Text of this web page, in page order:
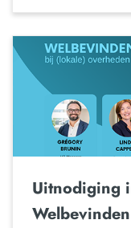
Uitnodiging